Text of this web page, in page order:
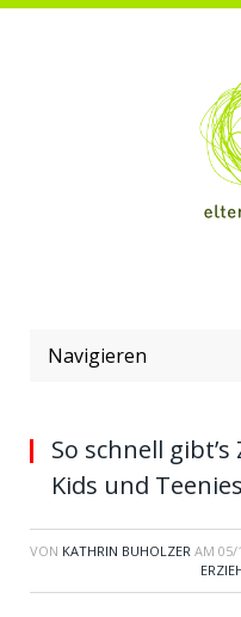
Navigieren
So schnell
Kids und Teenies
VON KATHRIN BUHOLZER AM 05/